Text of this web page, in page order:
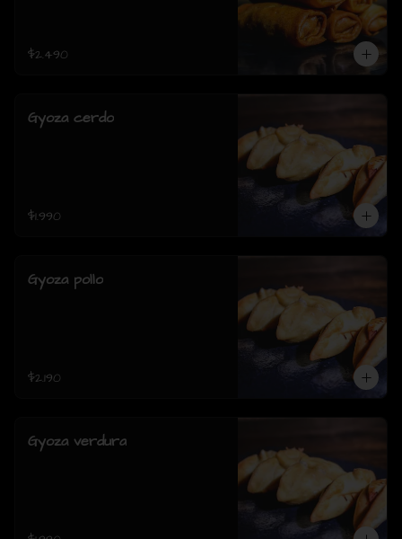
$2.490
Gyoza cerdo
$1.990
Gyoza pollo
$2.190
Gyoza verdura